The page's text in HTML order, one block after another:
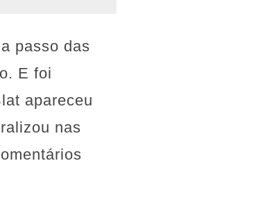
passo das
E foi
apareceu
nas